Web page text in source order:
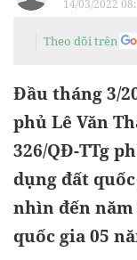
14/03/2022
Theo dõi trên
Đầu tháng 3/
phủ Lê Văn
326/QĐ-TTg
dụng đất
nhìn đến năm
quốc gia 05